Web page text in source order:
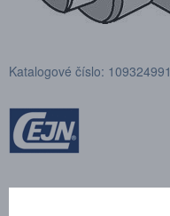
Katalogové číslo: 109324991